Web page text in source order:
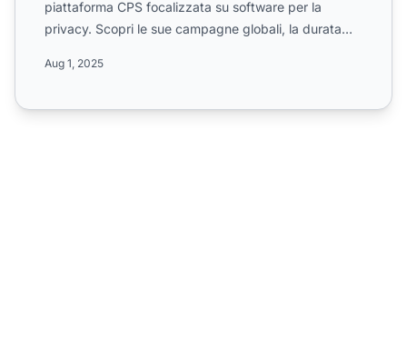
piattaforma CPS focalizzata su software per la
privacy. Scopri le sue campagne globali, la durata
Aug 1, 2025